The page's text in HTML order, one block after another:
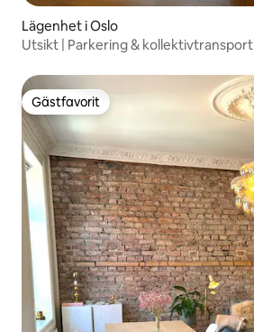
Lägenhet i Oslo
Utsikt | Parkering & kollektivtransport
Gästfavorit
Gästfavorit